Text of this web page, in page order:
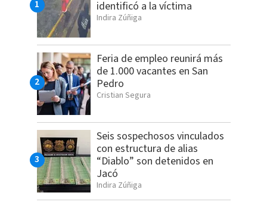
identificó a la víctima
Indira Zúñiga
Feria de empleo reunirá más
de 1.000 vacantes en San
Pedro
Cristian Segura
Seis sospechosos vinculados
con estructura de alias
“Diablo” son detenidos en
Jacó
Indira Zúñiga